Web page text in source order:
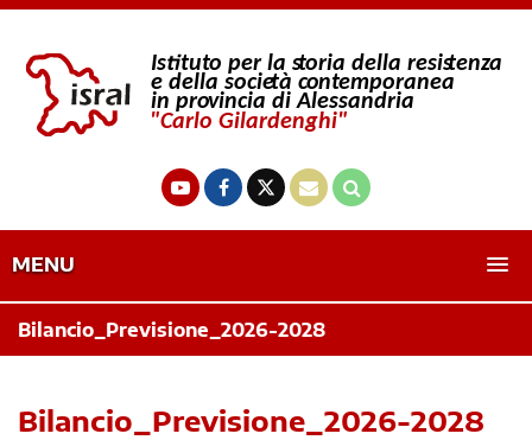
MENU
Bilancio_Previsione_2026-2028
Bilancio_Previsione_2026-2028